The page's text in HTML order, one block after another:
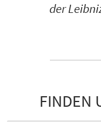
der
FINDEN